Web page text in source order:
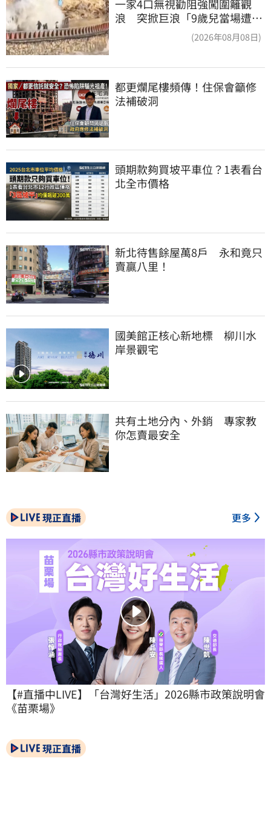
一家4口無視勸阻強闖圍籬觀
浪 突掀巨浪「9歲兒當場遭捲
(2026年08月08日)
都更爛尾樓頻傳！住保會籲修
法補破洞
頭期款夠買坡平車位？1表看台
北全市價格
新北待售餘屋萬8戶　永和竟只
賣贏八里！
國美館正核心新地標　柳川水
岸景觀宅
共有土地分內、外銷　專家教
你怎賣最安全
現正直播 更多
【#直播中LIVE】「台灣好生活」2026縣市政策說明會
《苗栗場》
現正直播